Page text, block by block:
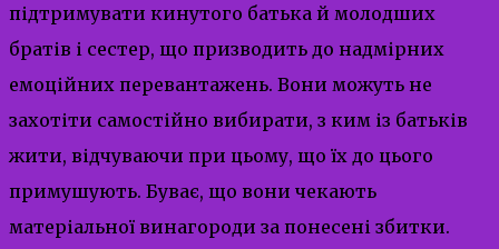
підтримувати кинутого батька й молодших
братів і сестер, що призводить до надмірних
емоційних перевантажень. Вони можуть не
захотіти самостійно вибирати, з ким із батьків
жити, відчуваючи при цьому, що їх до цього
примушують. Буває, що вони чекають
матеріальної винагороди за понесені збитки.